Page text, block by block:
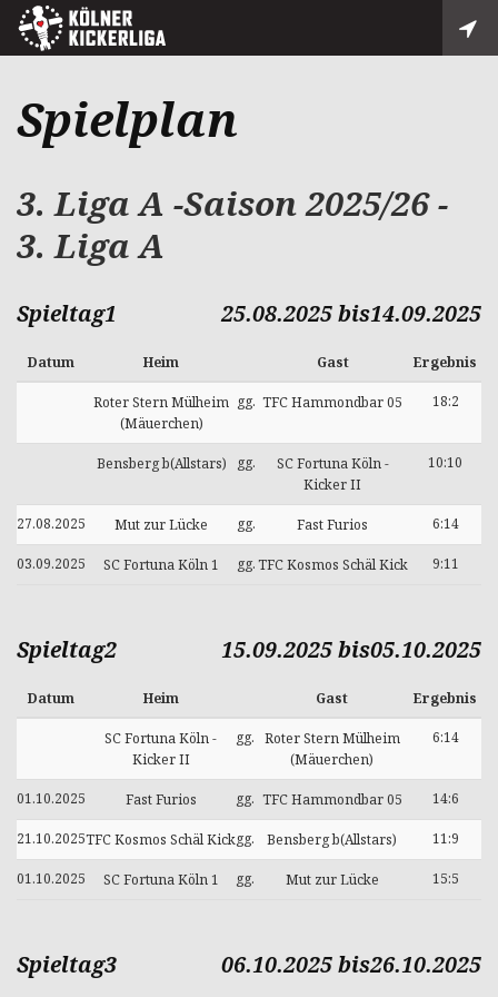
Spielplan
3. Liga A -Saison 2025/26 -
3. Liga A
Spieltag1 25.08.2025 bis14.09.2025
Datum Heim Gast Ergebnis
Roter Stern Mülheim
(Mäuerchen)
gg. TFC Hammondbar 05 18:2
Bensberg b(Allstars) gg.
SC Fortuna Köln -
Kicker II
10:10
27.08.2025 Mut zur Lücke gg. Fast Furios 6:14
03.09.2025 SC Fortuna Köln 1 gg.TFC Kosmos Schäl Kick 9:11
Spieltag2 15.09.2025 bis05.10.2025
Datum Heim Gast Ergebnis
SC Fortuna Köln -
Kicker II
gg. Roter Stern Mülheim
(Mäuerchen)
6:14
01.10.2025 Fast Furios gg. TFC Hammondbar 05 14:6
21.10.2025TFC Kosmos Schäl Kickgg. Bensberg b(Allstars) 11:9
01.10.2025 SC Fortuna Köln 1 gg. Mut zur Lücke 15:5
Spieltag3 06.10.2025 bis26.10.2025